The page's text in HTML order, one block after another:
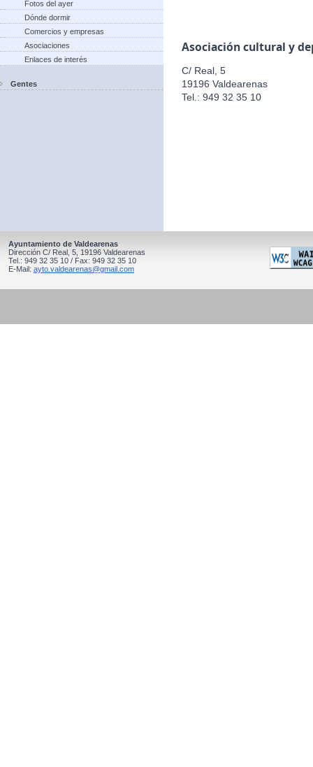
Fotos del ayer
Dónde dormir
Comercios y empresas
Asociaciones
Enlaces de interés
Gentes
Asociación cultural y
C/ Real, 5
19196 Valdearenas
Tel.: 949 32 35 10
Ayuntamiento de Valdearenas
Dirección C/ Real, 5, 19196 Valdearenas
Tel.: 949 32 35 10 / Fax: 949 32 35 10
E-Mail: ayto.valdearenas@gmail.com